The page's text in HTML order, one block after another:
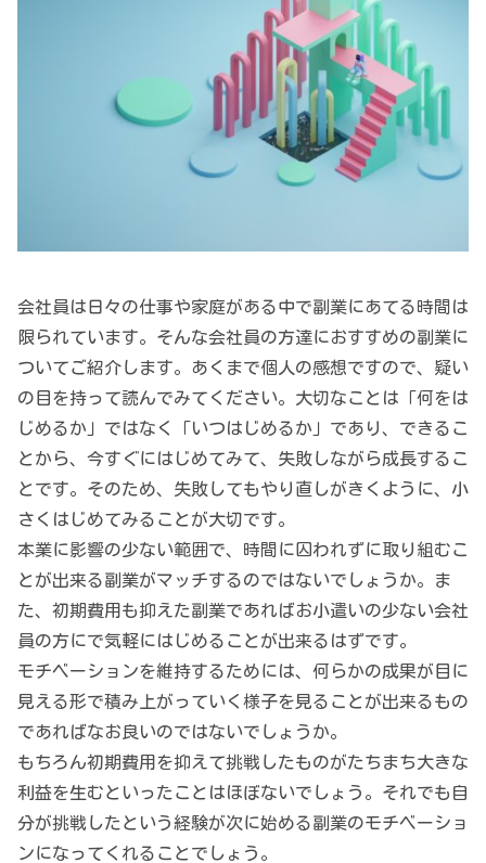
会社員は日々の仕事や家庭がある中で副業にあてる時間は
限られています。そんな会社員の方達におすすめの副業に
ついてご紹介します。あくまで個人の感想ですので、疑い
の目を持って読んでみてください。大切なことは「何をは
じめるか」ではなく「いつはじめるか」であり、できるこ
とから、今すぐにはじめてみて、失敗しながら成長するこ
とです。そのため、失敗してもやり直しがきくように、小
さくはじめてみることが大切です。
本業に影響の少ない範囲で、時間に囚われずに取り組むこ
とが出来る副業がマッチするのではないでしょうか。ま
た、初期費用も抑えた副業であればお小遣いの少ない会社
員の方にで気軽にはじめることが出来るはずです。
モチベーションを維持するためには、何らかの成果が目に
見える形で積み上がっていく様子を見ることが出来るもの
であればなお良いのではないでしょうか。
もちろん初期費用を抑えて挑戦したものがたちまち大きな
利益を生むといったことはほぼないでしょう。それでも自
分が挑戦したという経験が次に始める副業のモチベーショ
ンになってくれることでしょう。